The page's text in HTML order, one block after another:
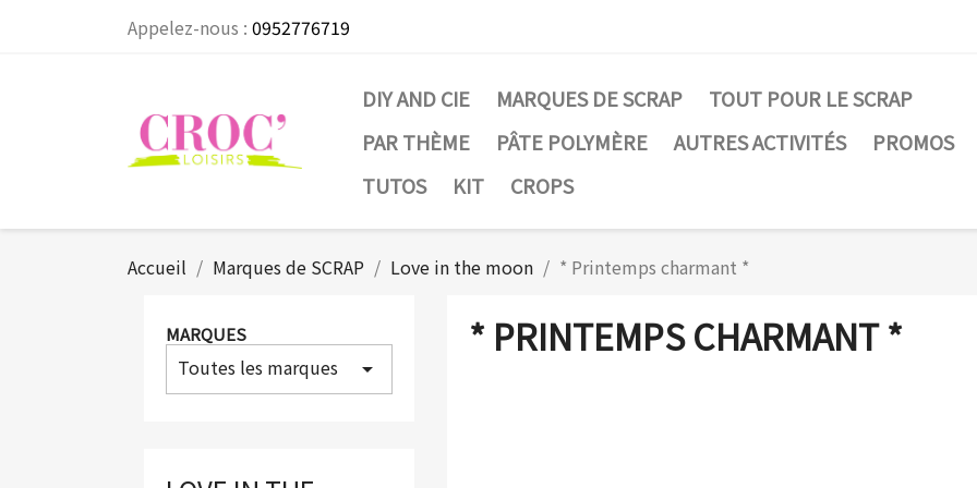
Appelez-nous : 0952776719
DIY AND CIE MARQUES DE SCRAP
TOUT POUR LE SCRAP
PAR THÈME
PÂTE POLYMÈRE AUTRES ACTIVITÉS
PROMOS
TUTOS
KIT CROPS
Accueil Marques de SCRAP Love in the moon * Printemps charmant *
MARQUES
Toutes les marques arrow_drop_down
* PRINTEMPS CHARMANT *